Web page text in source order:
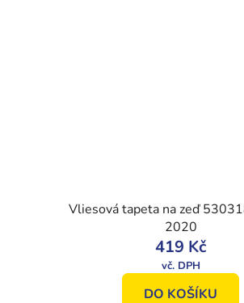
Vliesová tapeta na zeď
2020
419 Kč
DO KOŠÍKU